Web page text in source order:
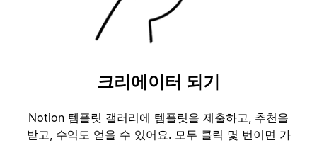
크리에이터 되기
Notion 템플릿 갤러리에 템플릿을 제출하고, 추천을
받고, 수익도 얻을 수 있어요. 모두 클릭 몇 번이면 가